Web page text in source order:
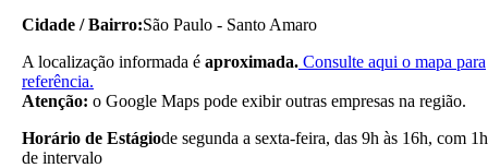
Cidade / Bairro:São Paulo - Santo Amaro
A localização informada é aproximada. Consulte aqui o mapa para
referência.
Atenção: o Google Maps pode exibir outras empresas na região.
Horário de Estágiode segunda a sexta-feira, das 9h às 16h, com 1h
de intervalo